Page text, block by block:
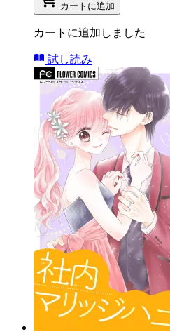
カートに追加
カートに追加しました
試し読み